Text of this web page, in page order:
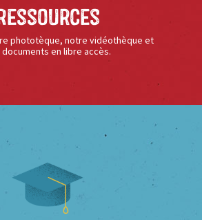
phototèque, notre vidéothèque et
en libre accès.